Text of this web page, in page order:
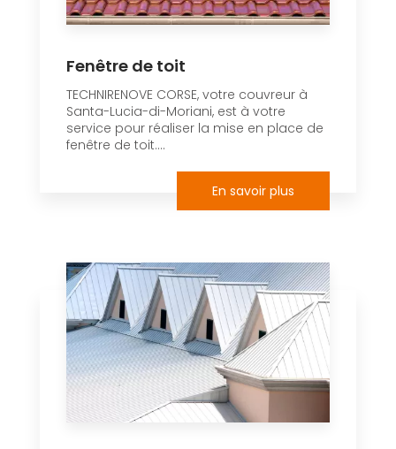
Fenêtre de toit
TECHNIRENOVE CORSE, votre couvreur à
Santa-Lucia-di-Moriani, est à votre
service pour réaliser la mise en place de
fenêtre de toit....
En savoir plus